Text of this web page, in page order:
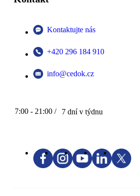
Kontaktujte nás
+420 296 184 910
info@cedok.cz
7:00 - 21:00 / 7 dní v týdnu